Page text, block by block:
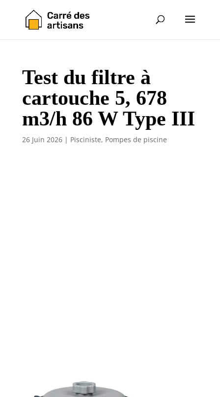
Test du filtre à
cartouche 5, 678
m3/h 86 W Type III
26 Juin 2026| Pisciniste, Pompes de piscine